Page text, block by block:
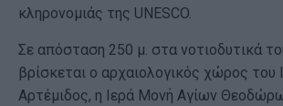
κληρονομιάς της UNESCO.
Σε απόσταση 250 μ. στα νοτιοδυτικά
βρίσκεται ο αρχαιολογικός χώρος του
Αρτέμιδος, η Ιερά Μονή Αγίων